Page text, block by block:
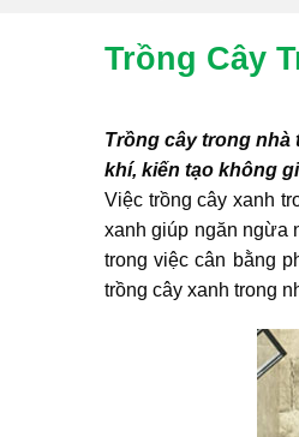
Trồng Cây
Trồng cây trong nhà
khí, kiến tạo không
Việc trồng cây xanh
xanh giúp ngăn ngừa
trong việc cân bằng
trồng cây xanh trong